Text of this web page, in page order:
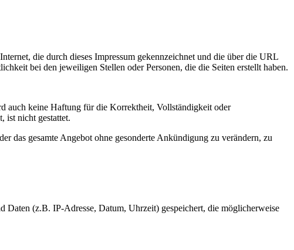
die durch dieses Impressum gekennzeichnet und die über die URL
bei den jeweiligen Stellen oder Personen, die die Seiten erstellt haben.
auch keine Haftung für die Korrektheit, Vollständigkeit oder
ist nicht gestattet.
das gesamte Angebot ohne gesonderte Ankündigung zu verändern, zu
Daten (z.B. IP-Adresse, Datum, Uhrzeit) gespeichert, die möglicherweise